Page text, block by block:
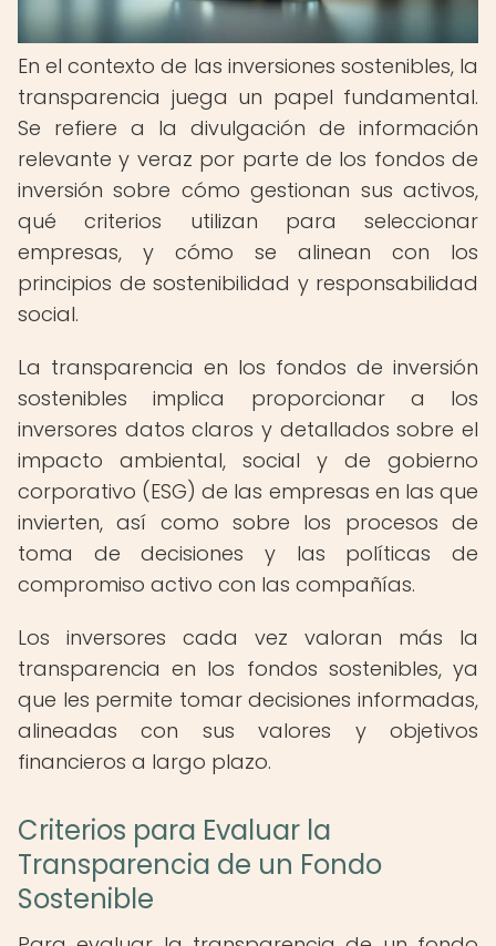
En el contexto de las inversiones sostenibles, la
transparencia juega un papel fundamental.
Se refiere a la divulgación de información
relevante y veraz por parte de los fondos de
inversión sobre cómo gestionan sus activos,
qué criterios utilizan para seleccionar
empresas, y cómo se alinean con los
principios de sostenibilidad y responsabilidad
social.
La transparencia en los fondos de inversión
sostenibles implica proporcionar a los
inversores datos claros y detallados sobre el
impacto ambiental, social y de gobierno
corporativo (ESG) de las empresas en las que
invierten, así como sobre los procesos de
toma de decisiones y las políticas de
compromiso activo con las compañías.
Los inversores cada vez valoran más la
transparencia en los fondos sostenibles, ya
que les permite tomar decisiones informadas,
alineadas con sus valores y objetivos
financieros a largo plazo.
Criterios para Evaluar la
Transparencia de un Fondo
Sostenible